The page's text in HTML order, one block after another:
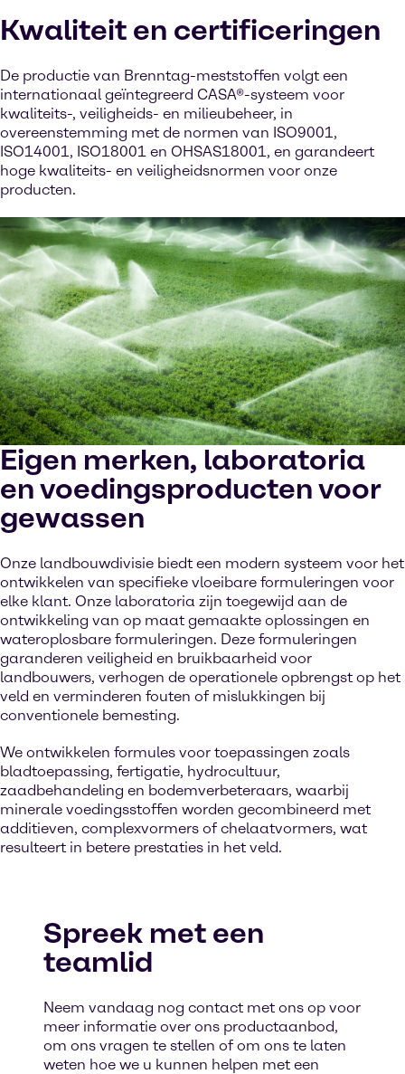
Kwaliteit en certificeringen
De productie van Brenntag-meststoffen volgt een
internationaal geïntegreerd CASA®-systeem voor
kwaliteits-, veiligheids- en milieubeheer, in
overeenstemming met de normen van ISO9001,
ISO14001, ISO18001 en OHSAS18001, en garandeert
hoge kwaliteits- en veiligheidsnormen voor onze
producten.
Eigen merken, laboratoria
en voedingsproducten voor
gewassen
Onze landbouwdivisie biedt een modern systeem voor het
ontwikkelen van specifieke vloeibare formuleringen voor
elke klant. Onze laboratoria zijn toegewijd aan de
ontwikkeling van op maat gemaakte oplossingen en
wateroplosbare formuleringen. Deze formuleringen
garanderen veiligheid en bruikbaarheid voor
landbouwers, verhogen de operationele opbrengst op het
veld en verminderen fouten of mislukkingen bij
conventionele bemesting.
We ontwikkelen formules voor toepassingen zoals
bladtoepassing, fertigatie, hydrocultuur,
zaadbehandeling en bodemverbeteraars, waarbij
minerale voedingsstoffen worden gecombineerd met
additieven, complexvormers of chelaatvormers, wat
resulteert in betere prestaties in het veld.
Spreek met een
teamlid
Neem vandaag nog contact met ons op voor
meer informatie over ons productaanbod,
om ons vragen te stellen of om ons te laten
weten hoe we u kunnen helpen met een